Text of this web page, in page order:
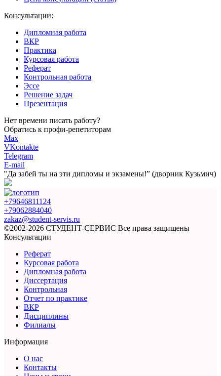
Консультации:
Дипломная работа
ВКР
Практика
Курсовая работа
Реферат
Контрольная работа
Эссе
Решение задач
Презентация
Нет времени писать работу?
Обратись к профи-репетиторам
Max
VKontakte
Telegram
E-mail
"Да забей ты на эти дипломы и экзамены!” (дворник Кузьмич)
+79646811124
+79062884040
zakaz@student-servis.ru
©2002-2026 СТУДЕНТ-СЕРВИС Все права защищены
Консультации
Реферат
Курсовая работа
Дипломная работа
Диссертация
Контрольная
Отчет по практике
ВКР
Дисциплины
Филиалы
Информация
О нас
Контакты